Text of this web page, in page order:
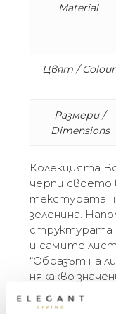
Material
Цвят / Colour
Размери /
Dimensions
Колекцията
черпи
текстурата
зеленина.
структурата
и самите
“Образът на
някакво
мотивът
крехкост,